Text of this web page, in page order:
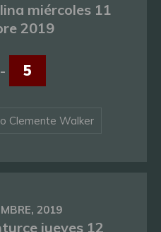
miércoles 11
2019
- 5
Clemente Walker
2019
jueves 12